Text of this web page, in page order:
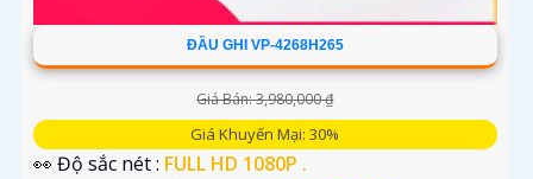
ĐẦU GHI VP-4268H265
Giá Bán: 3,980,000 ₫
Giá Khuyến Mại: 30%
👀 Độ sắc nét : FULL HD 1080P .